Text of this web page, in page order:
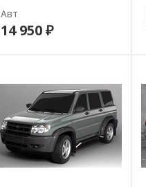
Авт
14 950 ₽В корзину